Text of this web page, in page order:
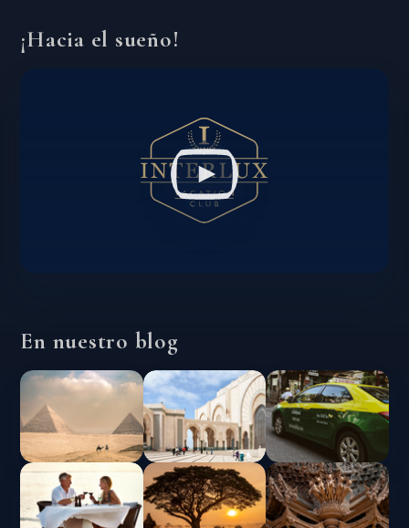
¡Hacia el sueño!
En nuestro blog